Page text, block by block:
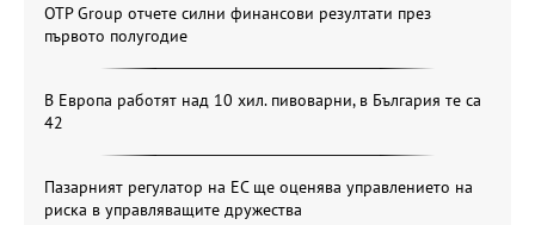
OTP Group отчете силни финансови резултати през
първото полугодие
В Европа работят над 10 хил. пивоварни, в България те са
42
Пазарният регулатор на ЕС ще оценява управлението на
риска в управляващите дружества